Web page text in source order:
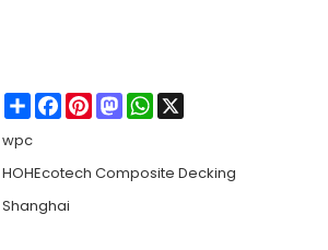
ShareFacebook
PinterestMastodonWhatsApp
wpc
HOHEcotech Composite Decking
Shanghai